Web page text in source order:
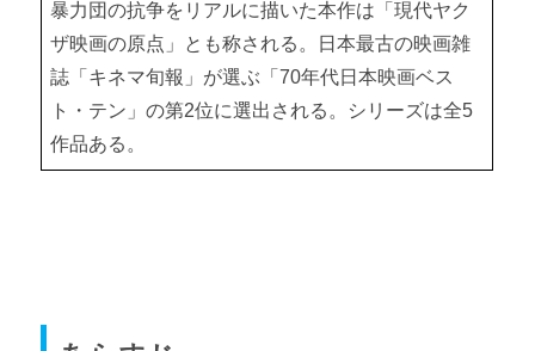
暴力団の抗争をリアルに描いた本作は「現代ヤク
ザ映画の原点」とも称される。日本最古の映画雑
誌「キネマ旬報」が選ぶ「70年代日本映画ベス
ト・テン」の第2位に選出される。シリーズは全5
作品ある。